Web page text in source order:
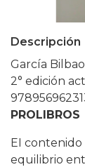
Descripción
García
2° edición
PROLIBROS
EI
equilibrio